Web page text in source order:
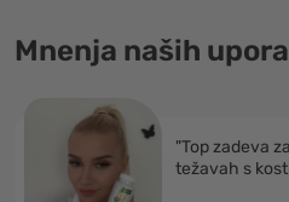
Mnenja naših
"Top zadeva
težavah s